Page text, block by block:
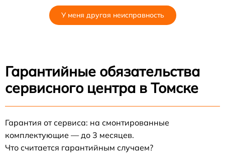
У меня другая неисправность
Гарантийные обязательства
сервисного центра в Томске
Гарантия от сервиса: на смонтированные
комплектующие — до 3 месяцев.
Что считается гарантийным случаем?